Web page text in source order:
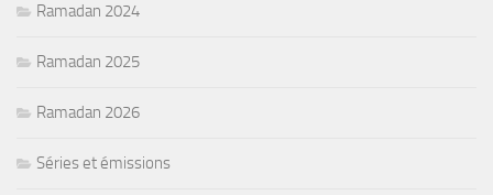
Ramadan 2024
Ramadan 2025
Ramadan 2026
Séries et émissions